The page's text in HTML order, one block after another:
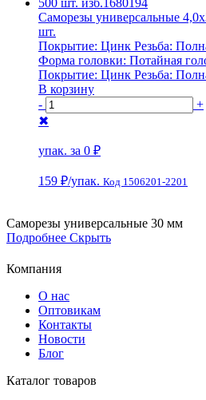
Саморезы универсальные
шт.
Покрытие: Цинк Резьба:
Форма головки: Потайная
Покрытие: Цинк Резьба:
В корзину
-
+
✖
упак. за 0 ₽
159 ₽/упак. Код 1506201-2201
Саморезы универсальные 30 мм
Подробнее Скрыть
Компания
О нас
Оптовикам
Контакты
Новости
Блог
Каталог товаров